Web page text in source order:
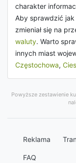
charakter
Aby sprawdzić
zmieniał się na
waluty. Warto
innych miast
Częstochowa,
Powyższe zestawienie
Reklama
FAQ